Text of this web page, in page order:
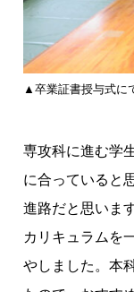
▲卒業証書授与式に
専攻科に進む学
に合っていると
進路だと思いま
カリキュラムを
やしました。本